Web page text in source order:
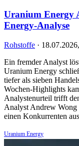
Uranium Energy
Energy-Analyse
Rohstoffe ·
Ein fremder Analyst
Uranium Energy
tiefer als sieben
Wochen-Highlights
Analystenurteil trifft
Analyst Andrew Wong
einen Konkurrenten
Uranium Energy